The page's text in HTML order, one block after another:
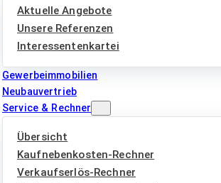
Aktuelle Angebote
Unsere Referenzen
Interessentenkartei
Gewerbeimmobilien
Neubauvertrieb
Service & Rechner
Übersicht
Kaufnebenkosten-Rechner
Verkaufserlös-Rechner